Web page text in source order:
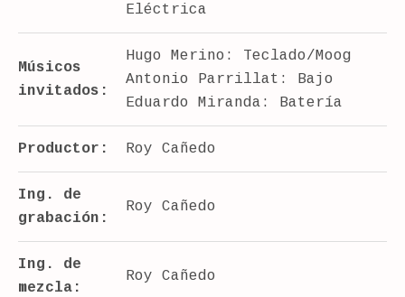
Eléctrica
Músicos
invitados:
Hugo Merino: Teclado/Moog
Antonio Parrillat: Bajo
Eduardo Miranda: Batería
Productor: Roy Cañedo
Ing. de
grabación:
Roy Cañedo
Ing. de
mezcla:
Roy Cañedo